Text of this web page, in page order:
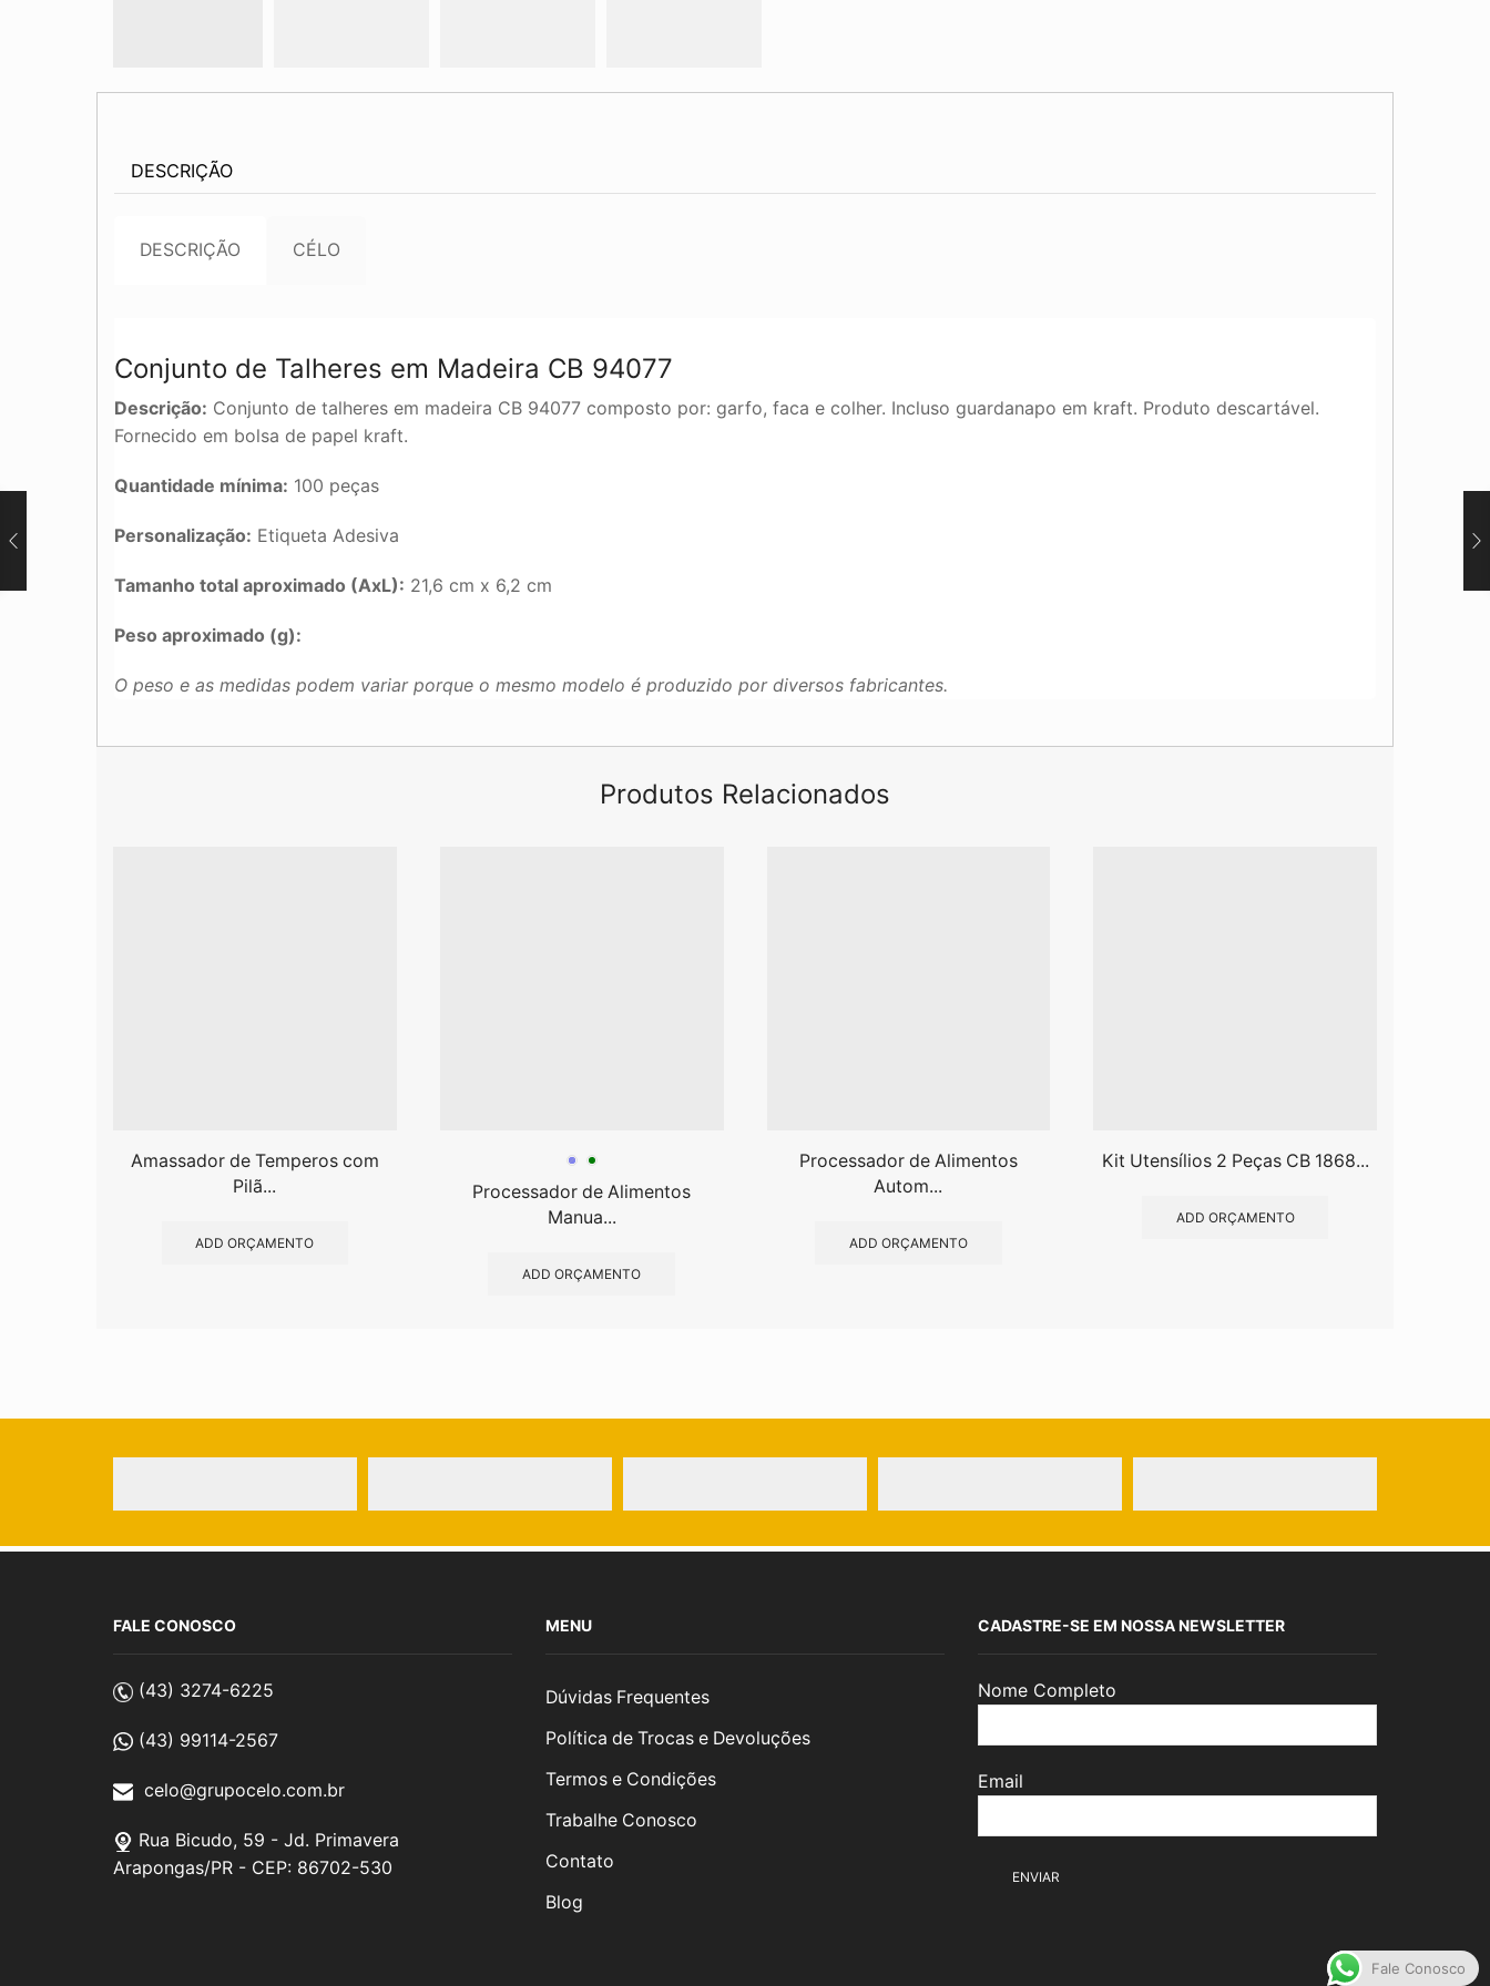
DESCRIÇÃO
DESCRIÇÃO CÉLO
Conjunto de Talheres em Madeira CB 94077
Descrição: Conjunto de talheres em madeira CB 94077 composto por: garfo, faca e colher. Incluso guardanapo em kraft. Produto descartável.
Fornecido em bolsa de papel kraft.
Quantidade mínima: 100 peças
Personalização: Etiqueta Adesiva
Tamanho total aproximado (AxL): 21,6 cm x 6,2 cm
Peso aproximado (g):
O peso e as medidas podem variar porque o mesmo modelo é produzido por diversos fabricantes.
Produtos Relacionados
Amassador de Temperos com
Pilã...
ADD ORÇAMENTO
Processador de Alimentos
Manua...
ADD ORÇAMENTO
Processador de Alimentos
Autom...
ADD ORÇAMENTO
Kit Utensílios 2 Peças CB 1868...
ADD ORÇAMENTO
FALE CONOSCO
(43) 3274-6225
(43) 99114-2567
celo@grupocelo.com.br
Rua Bicudo, 59 - Jd. Primavera
Arapongas/PR - CEP: 86702-530
MENU
Dúvidas Frequentes
Política de Trocas e Devoluções
Termos e Condições
Trabalhe Conosco
Contato
Blog
CADASTRE-SE EM NOSSA NEWSLETTER
Nome Completo
Email
Fale Conosco